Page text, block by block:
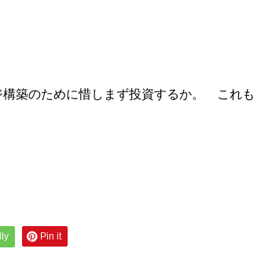
構築のために惜しまず投資するか。 これも
Pin it